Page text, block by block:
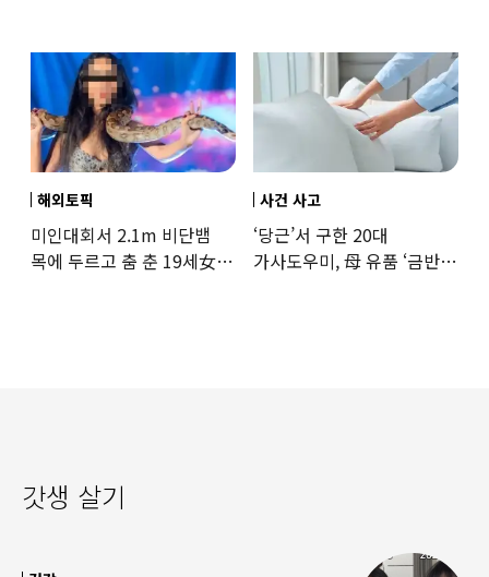
해외토픽
미인대회서 2.1m 비단뱀
목에 두르고 춤 춘 19세女
사건 사고
‘당근’서 구한 20대
가사도우미, 母 유품 ‘금반지
갓생 살기